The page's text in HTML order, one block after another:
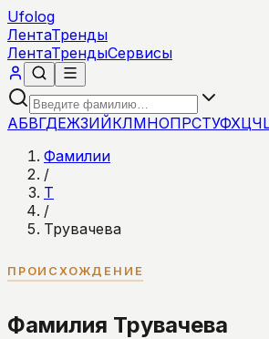
Ufolog
ЛентаТренды
ЛентаТрендыСервисы
АБВГДЕЖЗИЙКЛМНОПРСТУФХЦЧ
Фамилии
/
Т
/
Трувачева
ПРОИСХОЖДЕНИЕ
Фамилия Трувачева